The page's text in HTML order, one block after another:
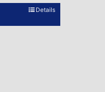
Details